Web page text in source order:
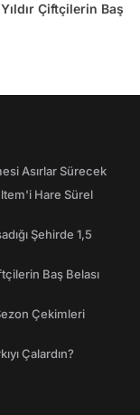
Çiftçilerin Baş
Asırlar Sürecek
Hare Sürel
Şehirde 1,5
Baş Belası
Çekimleri
Çalardın?